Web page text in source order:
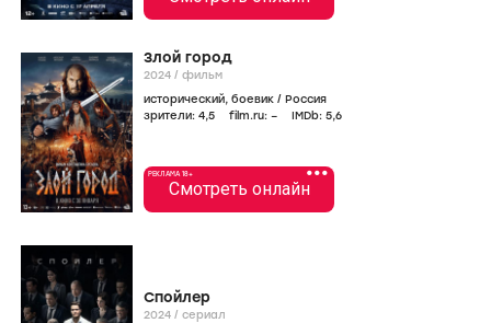
Злой город
2024 / фильм
исторический, боевик / Россия
зрители: 4,5 film.ru: – IMDb: 5,6
•••
РЕКЛАМА 18+
Смотреть онлайн
Спойлер
2024 / сериал